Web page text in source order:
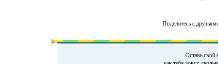
Поделитесь с
Оставь свой